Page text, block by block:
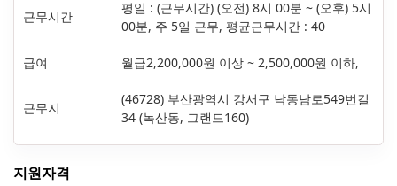
근무시간
평일 : (근무시간) (오전) 8시 00분 ~ (오후) 5시
00분, 주 5일 근무, 평균근무시간 : 40
급여 월급2,200,000원 이상 ~ 2,500,000원 이하,
근무지
(46728) 부산광역시 강서구 낙동남로549번길
34 (녹산동, 그랜드160)
지원자격